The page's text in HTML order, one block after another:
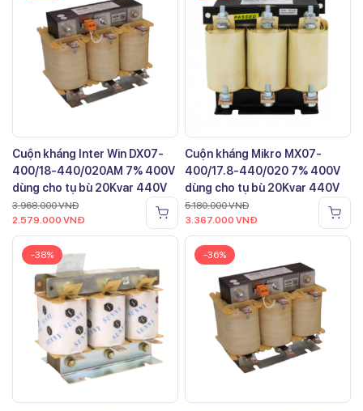
Cuộn kháng Inter Win DX07-
400/18-440/020AM 7% 400V
dùng cho tụ bù 20Kvar 440V
3.968.000VNĐ
2.579.000 VNĐ
Cuộn kháng Mikro MX07-
400/17.8-440/020 7% 400V
dùng cho tụ bù 20Kvar 440V
5.180.000VNĐ
3.367.000 VNĐ
-38% -36%